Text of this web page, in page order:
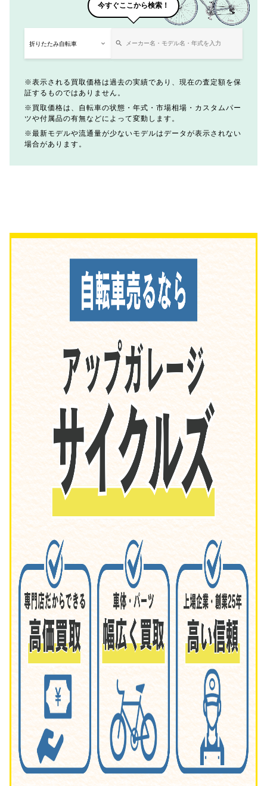
今すぐここから検索！
表示される買取価格は過去の実績であり、現在の査定額を保
証するものではありません。
買取価格は、自転車の状態・年式・市場相場・カスタムパー
ツや付属品の有無などによって変動します。
最新モデルや流通量が少ないモデルはデータが表示されない
場合があります。